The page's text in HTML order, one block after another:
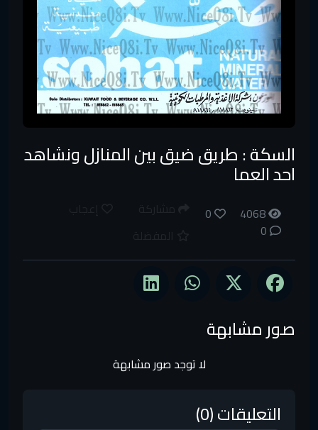
السكة : طريق ضيق بين المنازل ونشاهد
احد العما
4068
0
0
صور مشابهة
لا توجد صور مشابهة
التعليقات (0)